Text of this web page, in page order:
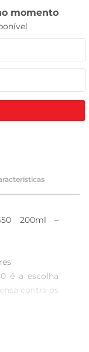
200ml –
é a escolha
contra os
produto é